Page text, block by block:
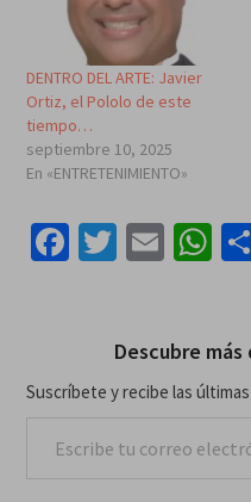
DENTRO DEL ARTE: Javier
Ortiz, el Pololo de este
tiempo…
septiembre 10, 2025
En «ENTRETENIMIENTO»
Facebook
Twitter
Email
Descubre
Suscríbete y recibe las